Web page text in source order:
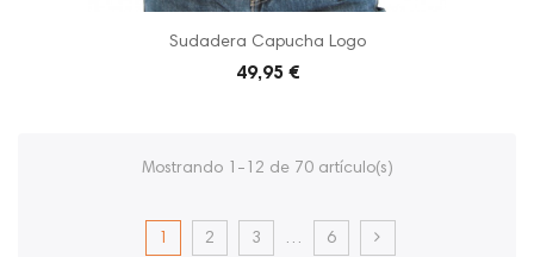
Sudadera Capucha Logo
49,95 €
Mostrando 1-12 de 70 artículo(s)
1 2 3 … 6